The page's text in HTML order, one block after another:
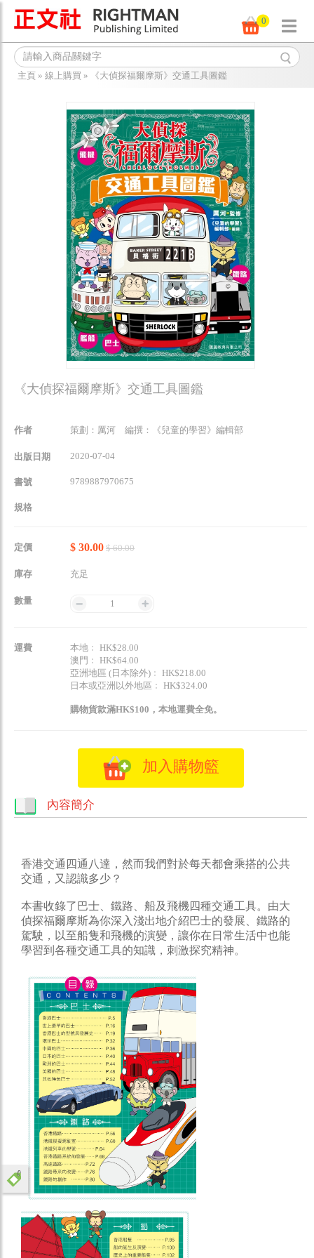
0
主頁 » 線上購買 » 《大偵探福爾摩斯》交通工具圖鑑
《大偵探福爾摩斯》交通工具圖鑑
作者 策劃：厲河 編撰：《兒童的學習》編輯部
出版日期 2020-07-04
書號 9789887970675
規格
定價 $ 30.00 $ 60.00
庫存 充足
數量 1
運費
本地﹕ HK$28.00
澳門﹕ HK$64.00
亞洲地區 (日本除外)﹕ HK$218.00
日本或亞洲以外地區﹕ HK$324.00
購物貨款滿HK$100，本地運費全免。
加入購物籃
內容簡介
香港交通四通八達，然而我們對於每天都會乘搭的公共
交通，又認識多少？
本書收錄了巴士、鐵路、船及飛機四種交通工具。由大
偵探福爾摩斯為你深入淺出地介紹巴士的發展、鐵路的
駕駛，以至船隻和飛機的演變，讓你在日常生活中也能
學習到各種交通工具的知識，刺激探究精神。